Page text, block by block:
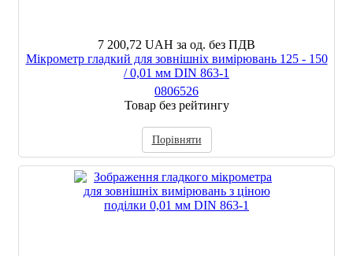
7 200,72 UAH за од. без ПДВ
Мікрометр гладкий для зовнішніх вимірювань 125 - 150
/ 0,01 мм DIN 863-1
0806526
Товар без рейтингу
Порівняти